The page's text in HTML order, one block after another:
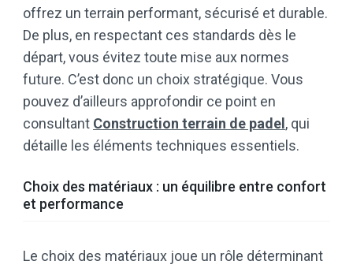
offrez un terrain performant, sécurisé et durable.
De plus, en respectant ces standards dès le
départ, vous évitez toute mise aux normes
future. C’est donc un choix stratégique. Vous
pouvez d’ailleurs approfondir ce point en
consultant Construction terrain de padel, qui
détaille les éléments techniques essentiels.
Choix des matériaux : un équilibre entre confort
et performance
Le choix des matériaux joue un rôle déterminant